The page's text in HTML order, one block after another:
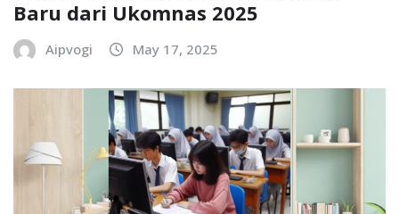
Baru dari Ukomnas 2025
Aipvogi May 17, 2025